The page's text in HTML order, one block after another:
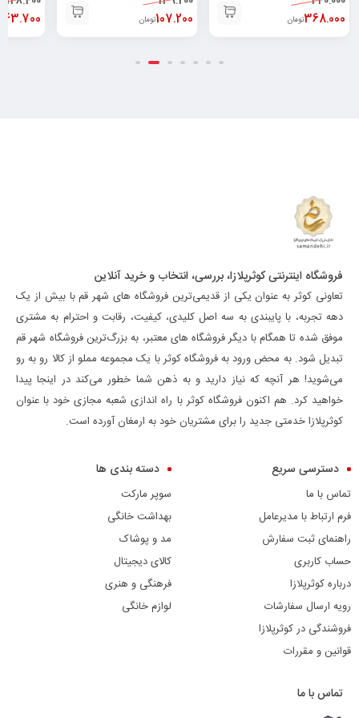
368.000تومان 107.200تومان
فروشگاه اینترنتی کوثرپلازا، بررسی، انتخاب و خرید آنلاین
تعاونی کوثر به عنوان یکی از قدیمی‌ترین فروشگاه های شهر قم با بیش از یک
دهه تجربه، با پایبندی به سه اصل کلیدی، کیفیت، رقابت و احترام به مشتری
موفق شده تا همگام با دیگر فروشگاه های معتبر، به بزرگ‌ترین فروشگاه شهر قم
تبدیل شود. به محض ورود به فروشگاه کوثر با یک مجموعه مملو از کالا رو به رو
می‌شوید! هر آنچه که نیاز دارید و به ذهن شما خطور می‌کند در اینجا پیدا
خواهید کرد. هم اکنون فروشگاه کوثر با راه اندازی شعبه مجازی خود با عنوان
کوثرپلازا خدمتی جدید را برای مشتریان خود به ارمغان آورده است.
دسترسی سریع
تماس با ما
فرم ارتباط با مدیرعامل
راهنمای ثبت سفارش
حساب کاربری
درباره کوثرپلازا
رویه ارسال سفارشات
فروشندگی در کوثرپلازا
قوانین و مقررات
دسته بندی ها
سوپر مارکت
بهداشت خانگی
مد و پوشاک
کالای دیجیتال
فرهنگی و هنری
لوازم خانگی
تماس با ما